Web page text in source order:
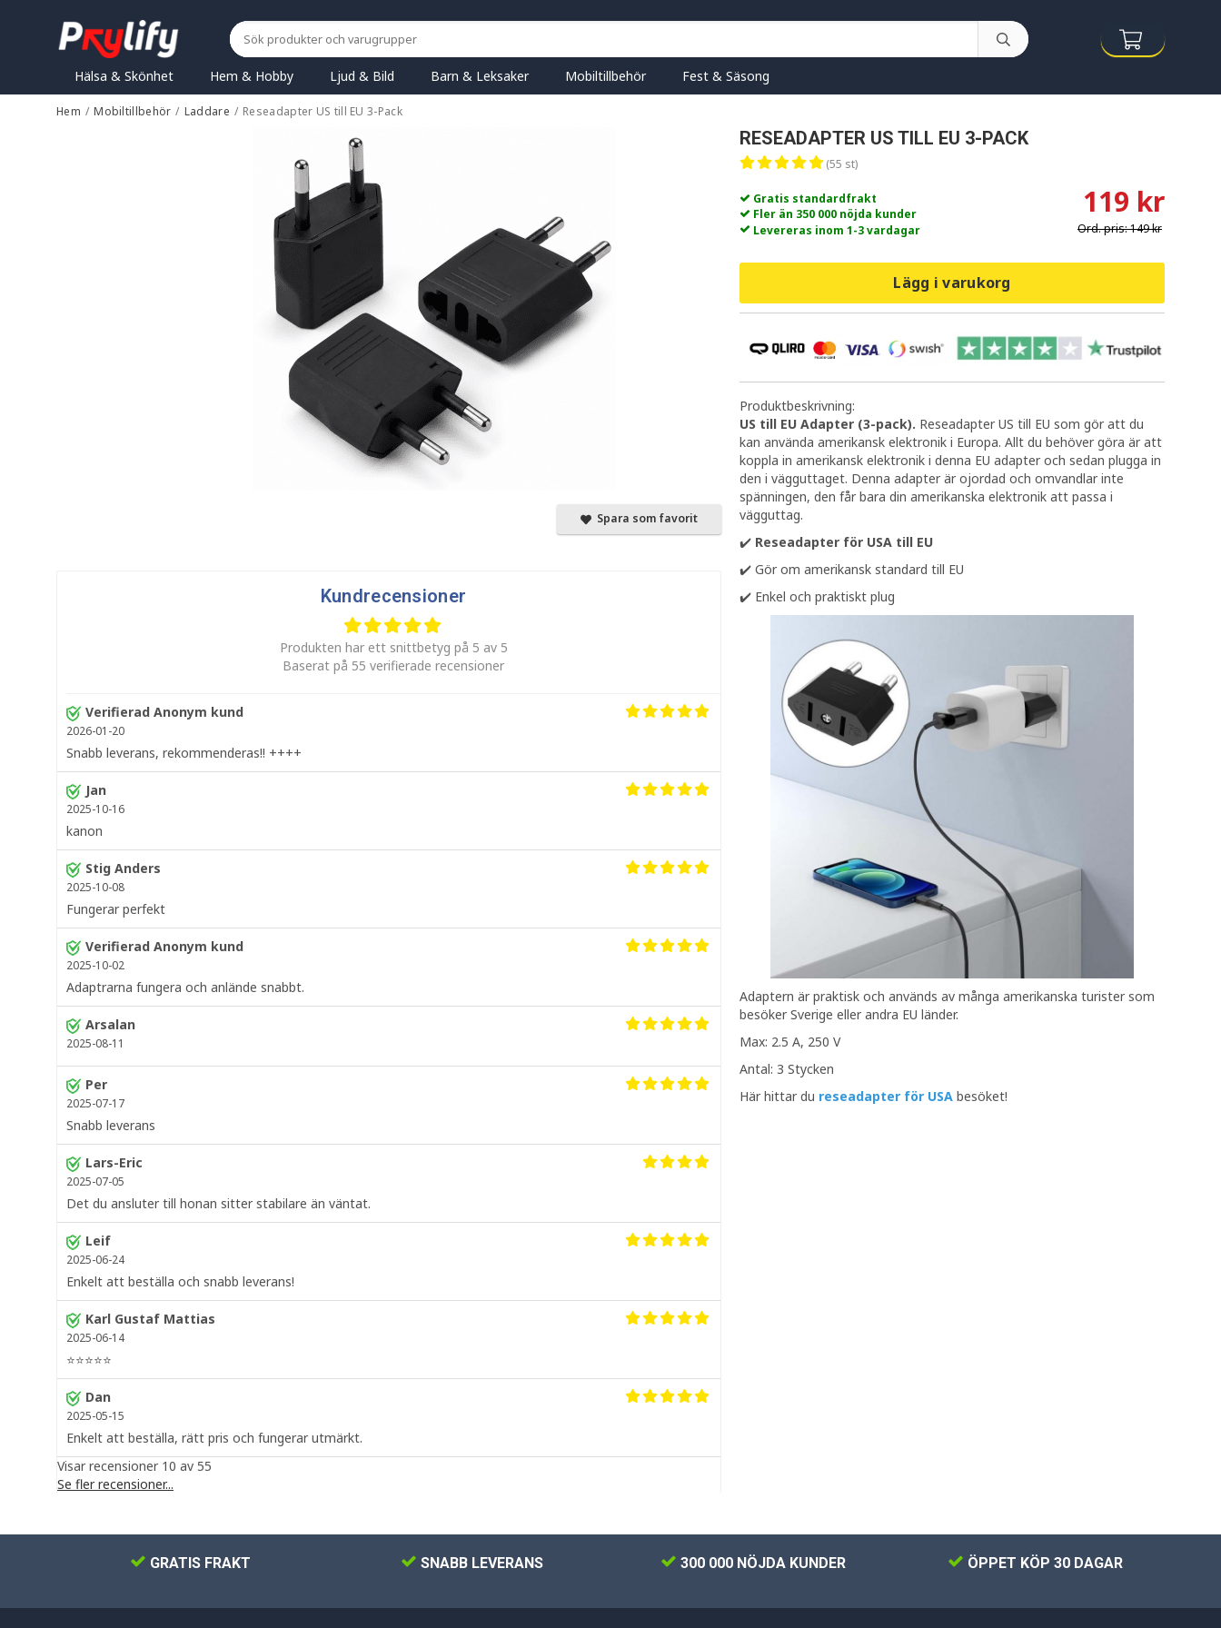
Hälsa & Skönhet Hem & Hobby Ljud & Bild Barn & Leksaker Mobiltillbehör Fest & Säsong
Hem / Mobiltillbehör / Laddare / Reseadapter US till EU 3-Pack
RESEADAPTER US TILL EU 3-PACK
(55 st)
Gratis standardfrakt
Fler än 350 000 nöjda kunder
Levereras inom 1-3 vardagar
119 kr
Ord. pris:149 kr
Lägg i varukorg
Produktbeskrivning:
US till EU Adapter (3-pack). Reseadapter US till EU som gör att du
kan använda amerikansk elektronik i Europa. Allt du behöver göra är att
koppla in amerikansk elektronik i denna EU adapter och sedan plugga in
den i vägguttaget. Denna adapter är ojordad och omvandlar inte
spänningen, den får bara din amerikanska elektronik att passa i
vägguttag.
✔️ Reseadapter för USA till EU
✔️ Gör om amerikansk standard till EU
✔️ Enkel och praktiskt plug
Adaptern är praktisk och används av många amerikanska turister som
besöker Sverige eller andra EU länder.
Max: 2.5 A, 250 V
Antal: 3 Stycken
Här hittar du reseadapter för USA besöket!
Spara som favorit
Kundrecensioner
Produkten har ett snittbetyg på 5 av 5
Baserat på 55 verifierade recensioner
Verifierad Anonym kund
2026-01-20
Snabb leverans, rekommenderas!! ++++
Jan
2025-10-16
kanon
Stig Anders
2025-10-08
Fungerar perfekt
Verifierad Anonym kund
2025-10-02
Adaptrarna fungera och anlände snabbt.
Arsalan
2025-08-11
Per
2025-07-17
Snabb leverans
Lars-Eric
2025-07-05
Det du ansluter till honan sitter stabilare än väntat.
Leif
2025-06-24
Enkelt att beställa och snabb leverans!
Karl Gustaf Mattias
2025-06-14
⭐⭐⭐⭐⭐
Dan
2025-05-15
Enkelt att beställa, rätt pris och fungerar utmärkt.
Visar recensioner 10 av 55
Se fler recensioner...
GRATIS FRAKT SNABB LEVERANS 300 000 NÖJDA KUNDER ÖPPET KÖP 30 DAGAR